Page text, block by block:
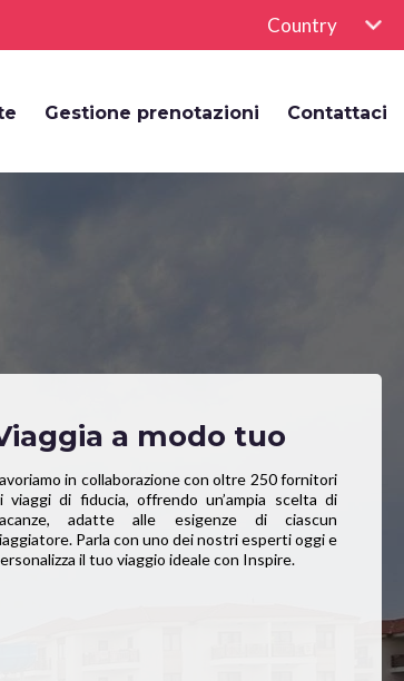
Country
Gestione prenotazioni Contattaci
a modo tuo
in collaborazione con oltre 250 fornitori
viaggi di fiducia, offrendo un’ampia scelta di
adatte alle esigenze di ciascun
Parla con uno dei nostri esperti oggi e
il tuo viaggio ideale con Inspire.